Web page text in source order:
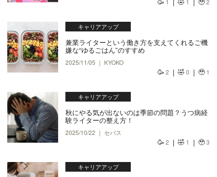
1 1 2
キャリアアップ
兼業ライターという働き方を支えてくれるご機
嫌な“ゆるごはん”のすすめ
2025/11/05 ｜ KYOKO
🥳 2 🤣0 🥹 1
キャリアアップ
秋にやる気が出ないのは季節の問題？うつ病経
験ライターの整え方！
2025/10/22 ｜ セバス
🥳 2 🤣 1 🥹3
キャリアアップ